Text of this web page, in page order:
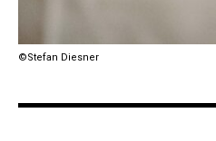
©Stefan Diesner